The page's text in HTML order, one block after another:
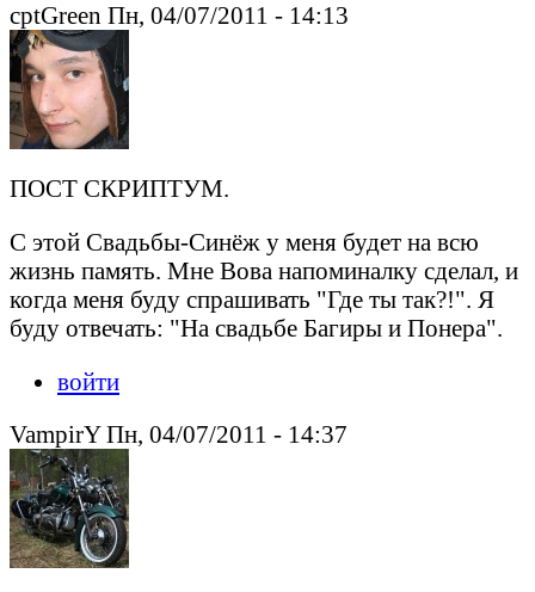
cptGreen Пн, 04/07/2011 - 14:13
ПОСТ СКРИПТУМ.
С этой Свадьбы-Синёж у меня будет на всю
жизнь память. Мне Вова напоминалку сделал, и
когда меня буду спрашивать "Где ты так?!". Я
буду отвечать: "На свадьбе Багиры и Понера".
войти
VampirY Пн, 04/07/2011 - 14:37